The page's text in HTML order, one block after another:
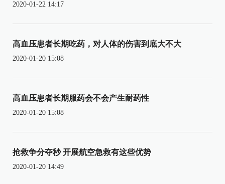
2020-01-22 14:17
高血压患者长期吃药，对人体的伤害到底大不大
2020-01-20 15:08
高血压患者长期服药会不会产生耐药性
2020-01-20 15:08
抢救争分夺秒 开展航空急救有这些优势
2020-01-20 14:49